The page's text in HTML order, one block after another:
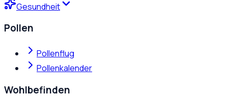
Gesundheit
Pollen
Pollenflug
Pollenkalender
Wohlbefinden